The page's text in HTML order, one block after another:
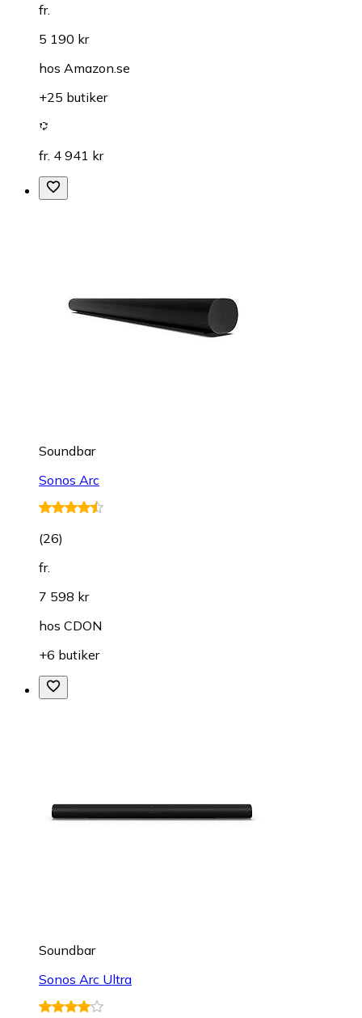
fr.
5 190 kr
hos Amazon.se
+25 butiker
fr. 4 941 kr
Soundbar
Sonos Arc
(26)
fr.
7 598 kr
hos CDON
+6 butiker
Soundbar
Sonos Arc Ultra